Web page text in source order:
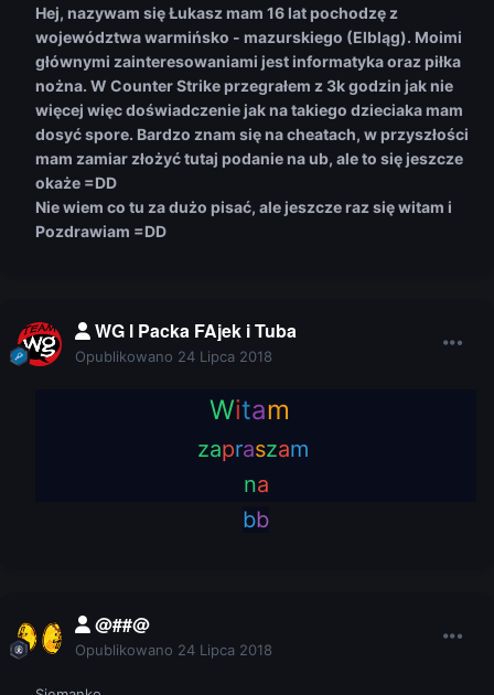
Hej, nazywam się Łukasz mam 16 lat pochodzę z
województwa warmińsko - mazurskiego (Elbląg). Moimi
głównymi zainteresowaniami jest informatyka oraz piłka
nożna. W Counter Strike przegrałem z 3k godzin jak nie
więcej więc doświadczenie jak na takiego dzieciaka mam
dosyć spore. Bardzo znam się na cheatach, w przyszłości
mam zamiar złożyć tutaj podanie na ub, ale to się jeszcze
okaże =DD
Nie wiem co tu za dużo pisać, ale jeszcze raz się witam i
Pozdrawiam =DD
WG l Packa FAjek i Tuba
Opublikowano 24 Lipca 2018
Witam
zapraszam
na
bb
@##@
Opublikowano 24 Lipca 2018